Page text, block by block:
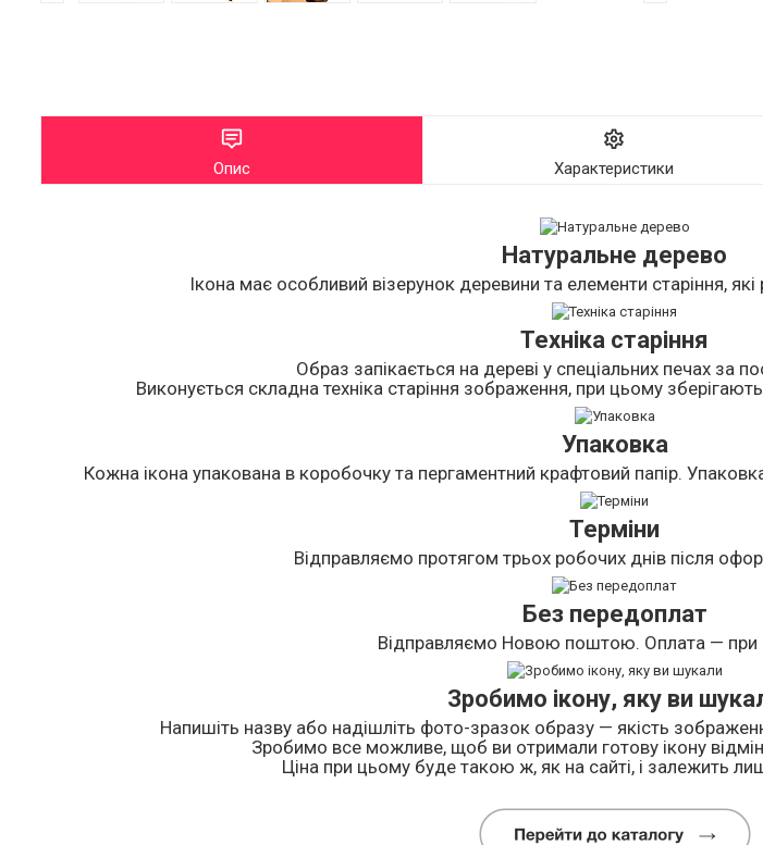
Опис Характеристики
Натуральне дерево
Ікона має особливий візерунок деревини та елементи старіння,
Техніка старіння
Образ запікається на дереві у спеціальних печах за
Виконується складна техніка старіння зображення, при цьому
Упаковка
Кожна ікона упакована в коробочку та пергаментний крафтовий папір.
Терміни
Відправляємо протягом трьох робочих днів після
Без передоплат
Відправляємо Новою поштою. Оплата — при
Зробимо ікону, яку ви
Напишіть назву або надішліть фото-зразок образу — якість
Зробимо все можливе, щоб ви отримали готову ікону
Ціна при цьому буде такою ж, як на сайті, і залежить